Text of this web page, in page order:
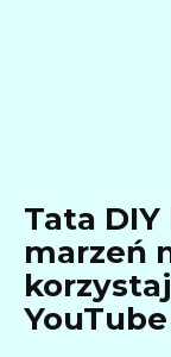
Tata
marzeń
YouTube